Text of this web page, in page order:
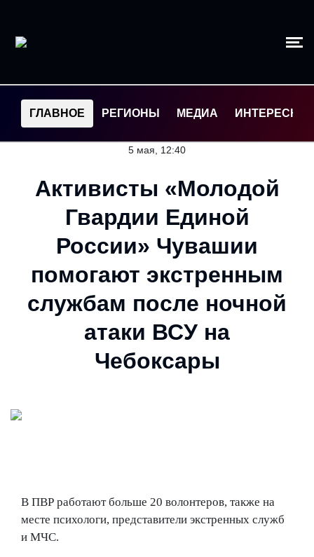
ГЛАВНОЕ РЕГИОНЫ МЕДИА ИНТЕРЕСНОЕ
5 мая, 12:40
Активисты «Молодой
Гвардии Единой
России» Чувашии
помогают экстренным
службам после ночной
атаки ВСУ на
Чебоксары
В ПВР работают больше 20 волонтеров, также на
месте психологи, представители экстренных служб
и МЧС.